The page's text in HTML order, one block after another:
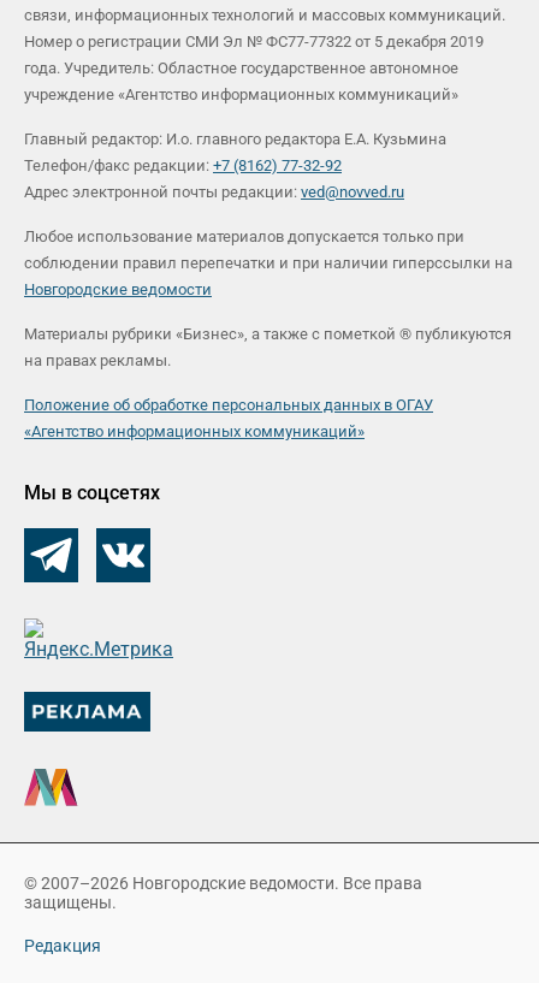
связи, информационных технологий и массовых коммуникаций.
Номер о регистрации СМИ Эл № ФС77-77322 от 5 декабря 2019
года. Учредитель: Областное государственное автономное
учреждение «Агентство информационных коммуникаций»
Главный редактор: И.о. главного редактора Е.А. Кузьмина
Телефон/факс редакции: +7 (8162) 77-32-92
Адрес электронной почты редакции: ved@novved.ru
Любое использование материалов допускается только при
соблюдении правил перепечатки и при наличии гиперссылки на
Новгородские ведомости
Материалы рубрики «Бизнес», а также с пометкой ® публикуются
на правах рекламы.
Положение об обработке персональных данных в ОГАУ
«Агентство информационных коммуникаций»
Мы в соцсетях
© 2007–2026 Новгородские ведомости. Все права
защищены.
Редакция